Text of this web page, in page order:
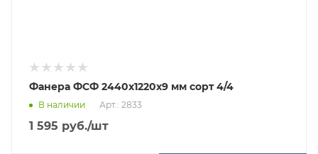
Фанера ФСФ 2440х1220х9 мм сорт 4/4
В наличии Арт.: 2833
1 595 руб./шт